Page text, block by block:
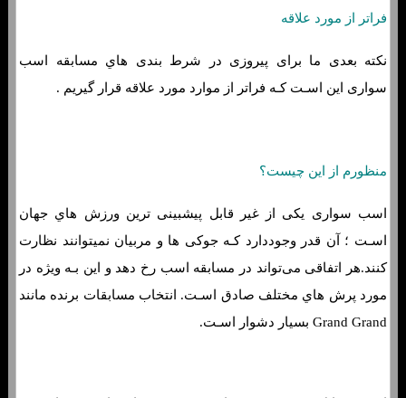
فراتر از مورد علاقه
نکته بعدی ما برای پیروزی در شرط بندی هاي‌ مسابقه اسب
سواری این اسـت کـه فراتر از موارد مورد علاقه قرار گیریم .
منظورم از این چیست؟
اسب سواری یکی از غیر قابل پیشبینی ترین ورزش هاي‌ جهان
اسـت ؛ آن قدر وجوددارد کـه جوکی ها و مربیان نمیتوانند نظارت
کنند.هر اتفاقی می‌تواند در مسابقه اسب رخ دهد و این بـه ویژه در
مورد پرش هاي‌ مختلف صادق اسـت. انتخاب مسابقات برنده مانند
Grand Grand بسیار دشوار اسـت.